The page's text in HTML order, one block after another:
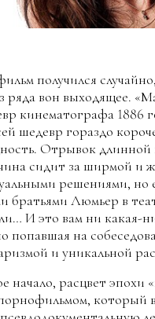
получился
ряда вон выходящее.
кинематографа 1886
шедевр гораздо
Отрывок длинной
сидит за ширмой и
решениями, но
братьями Люмьер в
И это вам ни какая-
попавшая на
и уникальной
начало, расцвет эпохи